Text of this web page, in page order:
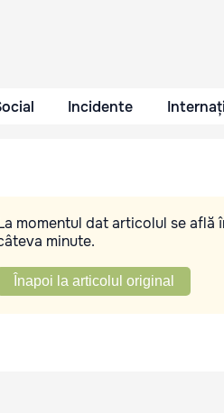
Incidente
momentul dat articolul se află
minute.
Înapoi la articolul original